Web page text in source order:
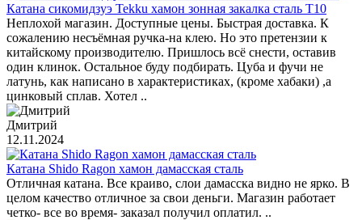
Катана сикомидзуэ Tekku хамон зонная закалка сталь T10
Неплохой магазин. Доступные цены. Быстрая доставка. К
сожалению несъёмная ручка-на клею. Но это претензии к
китайскому производителю. Пришлось всё снести, оставив
один клинок. Остальное буду подбирать. Цуба и фучи не
латунь, как написано в характеристиках, (кроме хабаки) ,а
цинковый сплав. Хотел ..
Дмитрий
12.11.2024
Катана Shido Ragon хамон дамасская сталь
Отличная катана. Все краиво, слои дамасска видно не ярко. В
целом качество отличное за свои деньги. Магазин работает
четко- все во время- заказал получил оплатил. ..